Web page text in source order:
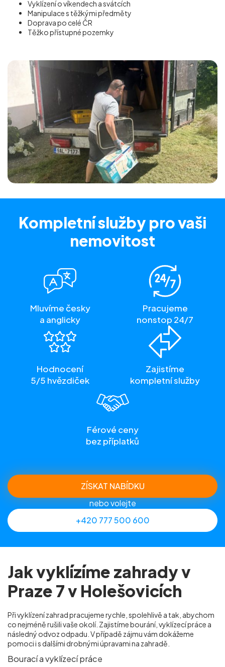
Vyklízení o víkendech a svátcích
Manipulace s těžkými předměty
Doprava po celé ČR
Těžko přístupné pozemky
Kompletní služby pro vaši
nemovitost
Mluvíme česky
a anglicky
Pracujeme
nonstop 24/7
Hodnocení
5/5 hvězdiček
Zajistíme
kompletní služby
Férové ceny
bez příplatků
ZÍSKAT NABÍDKU
nebo volejte
+420 777 500 600
Jak vyklízíme zahrady v
Praze 7 v Holešovicích
Při vyklízení zahrad pracujeme rychle, spolehlivě a tak, abychom
co nejméně rušili vaše okolí. Zajistíme bourání, vyklízecí práce a
následný odvoz odpadu. V případě zájmu vám dokážeme
pomoci i s dalšími drobnými úpravami na zahradě.
Bourací a vyklízecí práce